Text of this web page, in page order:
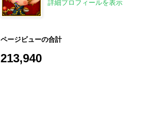
詳細プロフィールを表示
ページビューの合計
213,940